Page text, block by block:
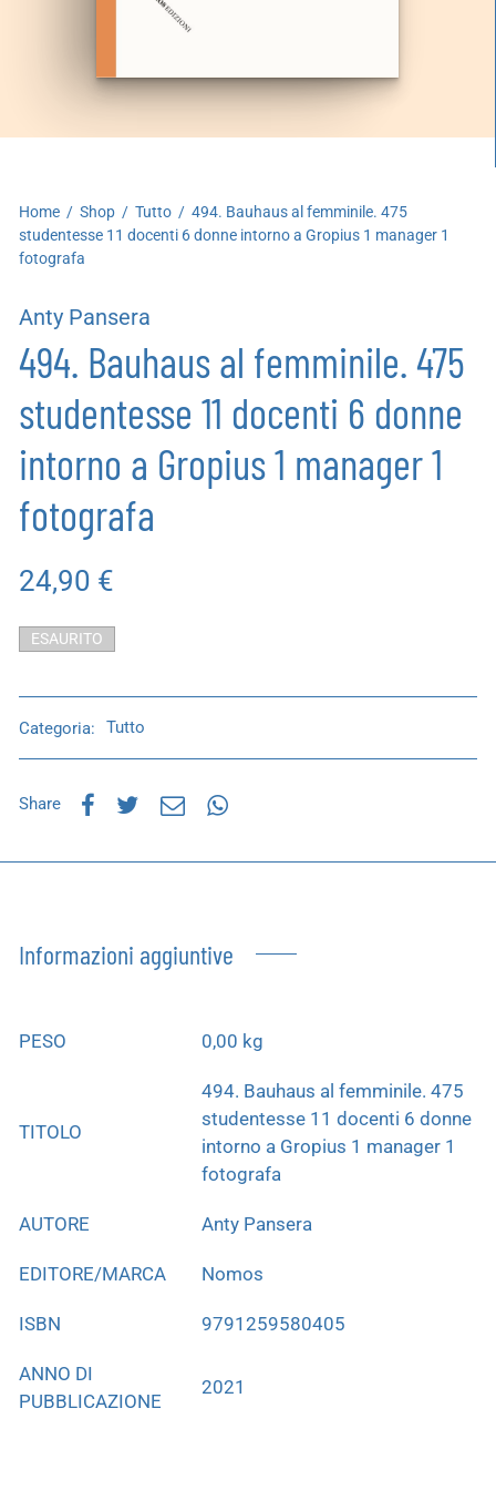
Home / Shop / Tutto / 494. Bauhaus al femminile. 475
studentesse 11 docenti 6 donne intorno a Gropius 1 manager 1
fotografa
Anty Pansera
494. Bauhaus al femminile. 475
studentesse 11 docenti 6 donne
intorno a Gropius 1 manager 1
fotografa
24,90 €
ESAURITO
Categoria: Tutto
Share
Informazioni aggiuntive
PESO 0,00 kg
TITOLO
494. Bauhaus al femminile. 475
studentesse 11 docenti 6 donne
intorno a Gropius 1 manager 1
fotografa
AUTORE Anty Pansera
EDITORE/MARCA Nomos
ISBN 9791259580405
ANNO DI
PUBBLICAZIONE
2021